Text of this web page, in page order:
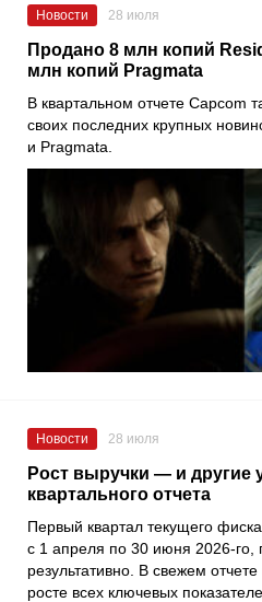
Новости 28 июля
Продано 8 млн копий
млн копий Pragmata
В квартальном отчете Capcom
своих последних крупных
и Pragmata.
Новости 28 июля
Рост выручки — и другие
квартального отчета
Первый квартал текущего
с 1 апреля по 30 июня 2026-
результативно. В свежем
росте всех ключевых